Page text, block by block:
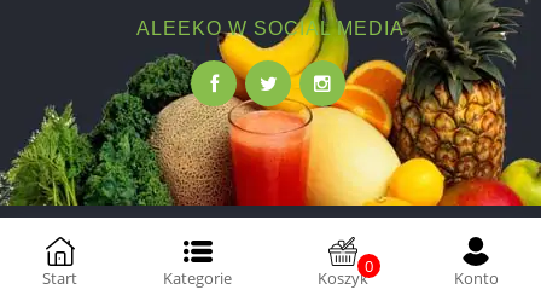
ALEEKO W SOCIAL MEDIA
Wykonanie:
NovaPoint
Start
Kategorie Koszyk
0
Konto